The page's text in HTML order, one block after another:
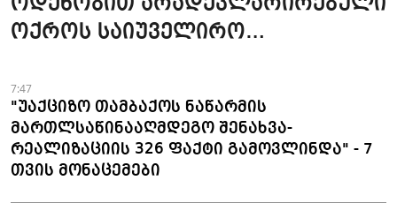
ოდენობით არადეკლარირებული
ოქროს საიუველირო
ფაქტები აღკვეთეს
7:47
"უაქციზო თამბაქოს ნაწარმის
მართლსაწინააღმდეგო შენახვა-
რეალიზაციის 326 ფაქტი გამოვლინდა" - 7
თვის მონაცემები